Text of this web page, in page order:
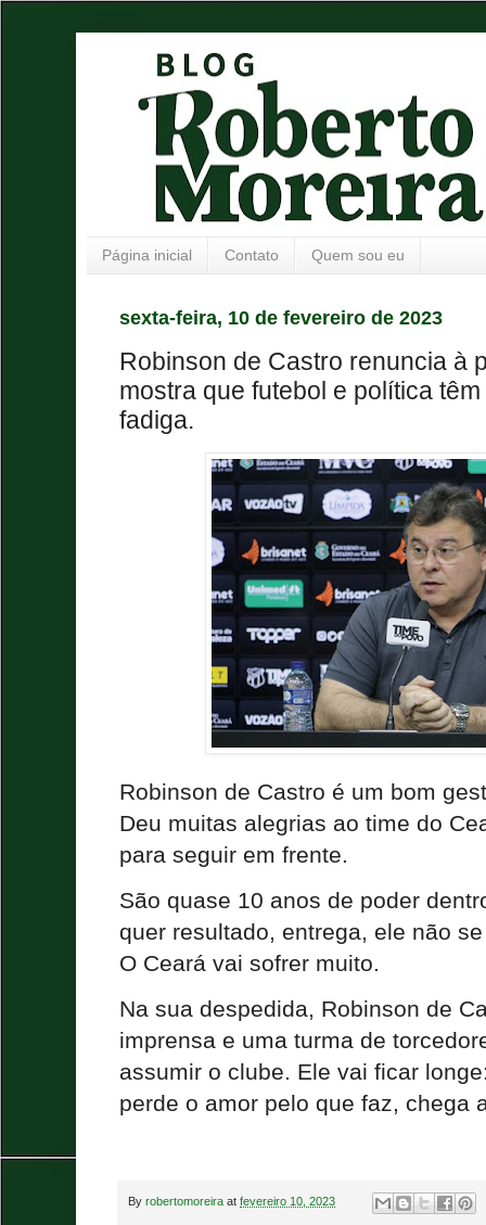
Página inicial Contato Quem sou eu
sexta-feira, 10 de fevereiro de 2023
Robinson de Castro renuncia à
mostra que futebol e política
fadiga.
Robinson de Castro é um bom
Deu muitas alegrias ao time do
para seguir em frente.
São quase 10 anos de poder
quer resultado, entrega, ele não
O Ceará vai sofrer muito.
Na sua despedida, Robinson de
imprensa e uma turma de
assumir o clube. Ele vai ficar
perde o amor pelo que faz, chega
By robertomoreira at fevereiro 10, 2023